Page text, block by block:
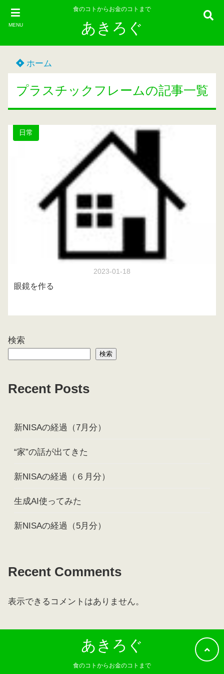
MENU
食のコトからお金のコトまで
あきろぐ
ホーム
プラスチックフレームの記事一覧
日常
2023-01-18
眼鏡を作る
検索
検索
Recent Posts
新NISAの経過（7月分）
“家”の話が出てきた
新NISAの経過（６月分）
生成AI使ってみた
新NISAの経過（5月分）
Recent Comments
表示できるコメントはありません。
あきろぐ
食のコトからお金のコトまで